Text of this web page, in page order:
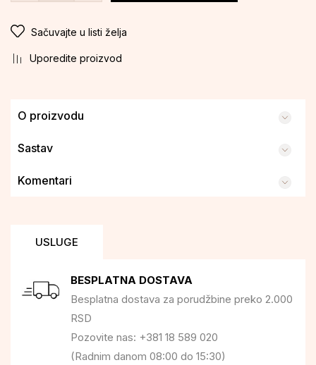
Sačuvajte u listi želja
Uporedite proizvod
O proizvodu
Sastav
Komentari
USLUGE
BESPLATNA DOSTAVA
Besplatna dostava za porudžbine preko 2.000
RSD
Pozovite nas: +381 18 589 020
(Radnim danom 08:00 do 15:30)